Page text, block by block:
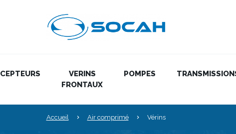
VERINS
FRONTAUX
POMPES
Accueil Air comprimé Vérins